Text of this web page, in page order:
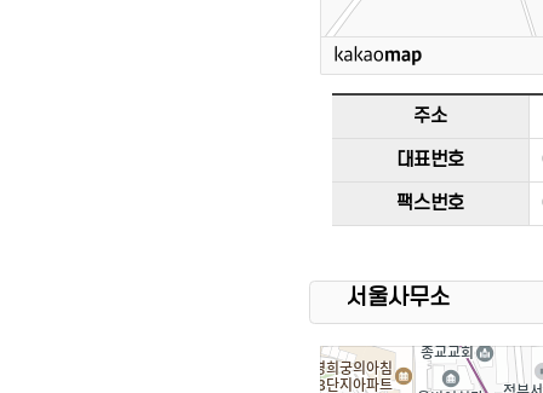
주소
대표번호
팩스번호
서울사무소